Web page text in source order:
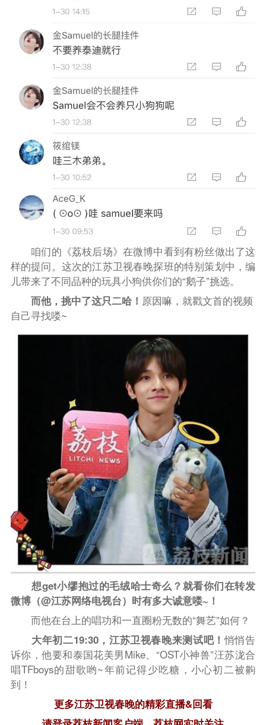
咱们的《荔枝后场》在微博中看到有粉丝做出了这
样的提问。这次的江苏卫视春晚探班的特别策划中，编
儿带来了不同品种的玩具小狗供你们的“鹅子”挑选。
而他，挑中了这只二哈！ 原因嘛，就戳文首的视频
自己寻找喽~
想get小缪抱过的毛绒哈士奇么？就看你们在转发
微博（@江苏网络电视台） 时有多大诚意喽~！
而他在台上的唱功和一直圈粉无数的“舞艺”如何？
大年初二19:30，江苏卫视春晚来测试吧！悄悄告
诉你，他要和泰国花美男Mike、“OST小神兽”汪苏泷合
唱TFboys的甜歌哟~年前记得少吃糖，小心初二被齁
到！
更多江苏卫视春晚的精彩直播&回看